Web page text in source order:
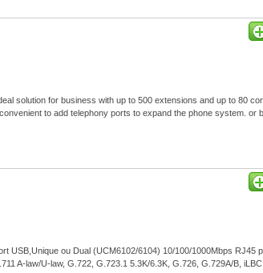
solution for business with up to 500 extensions and up to 80
to add telephony ports to expand the phone system. or
USB,Unique ou Dual (UCM6102/6104) 10/100/1000Mbps RJ45
A-law/U-law, G.722, G.723.1 5.3K/6.3K, G.726, G.729A/B,